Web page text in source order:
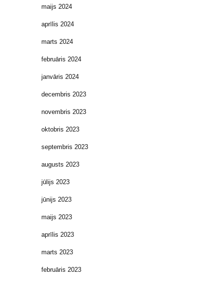
maijs 2024
aprīlis 2024
marts 2024
februāris 2024
janvāris 2024
decembris 2023
novembris 2023
oktobris 2023
septembris 2023
augusts 2023
jūlijs 2023
jūnijs 2023
maijs 2023
aprīlis 2023
marts 2023
februāris 2023